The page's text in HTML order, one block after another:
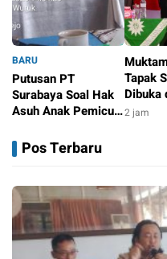
BARU
Putusan PT
Surabaya Soal Hak
Asuh Anak Pemicu
Pengadu dan Aktivis
Kota Pasuruan
Kasasi
Tapak
Dibuka
Kapolri
2 jam
Pos Terbaru